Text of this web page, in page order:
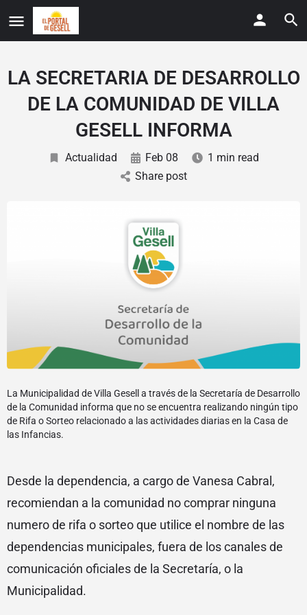
LA SECRETARIA DE DESARROLLO
DE LA COMUNIDAD DE VILLA
GESELL INFORMA
Actualidad Feb 08
1 min read
Share post
La Municipalidad de Villa Gesell a través de la Secretaría de Desarrollo
de la Comunidad informa que no se encuentra realizando ningún tipo
de Rifa o Sorteo relacionado a las actividades diarias en la Casa de
las Infancias.
Desde la dependencia, a cargo de Vanesa Cabral,
recomiendan a la comunidad no comprar ninguna
numero de rifa o sorteo que utilice el nombre de las
dependencias municipales, fuera de los canales de
comunicación oficiales de la Secretaría, o la
Municipalidad.